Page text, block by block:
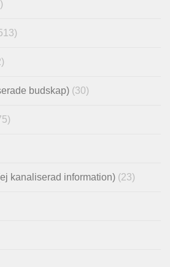
budskap) (30)
kanaliserad information) (23)